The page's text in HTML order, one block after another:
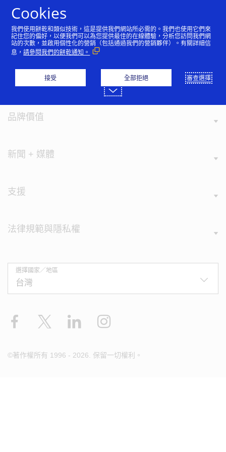
品牌價值
新聞 + 媒體
支援
法律規範與隱私權
選擇國家／地區
Facebook LinkedIn
©著作權所有 1996 - 2026. 保留一切權利。
Cookies
我們使用餅乾和類似技術，這是提供我們網站所必需的。我們也使用它們來
記住您的偏好，以便我們可以為您提供最佳的在線體驗，分析您訪問我們網
站的次數，並啟用個性化的營銷（包括通過我們的營銷夥伴）。有關詳細信
息，請參閱我們的餅乾通知。
接受 全部拒絕 審查選擇